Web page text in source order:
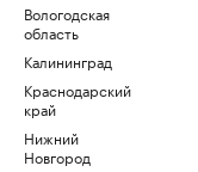
Вологодская
область
Калининград
Краснодарский
край
Нижний
Новгород